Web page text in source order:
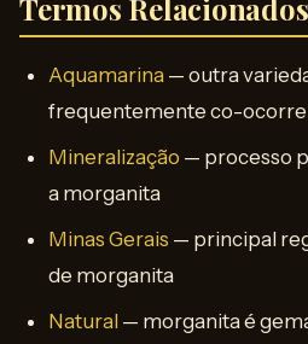
Termos Relacionados
Aquamarina — outra
frequentemente co-
Mineralização — processo
a morganita
Minas Gerais — principal
de morganita
Natural — morganita é